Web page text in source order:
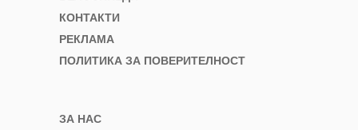
КОНТАКТИ
РЕКЛАМА
ПОЛИТИКА ЗА ПОВЕРИТЕЛНОСТ
ЗА НАС